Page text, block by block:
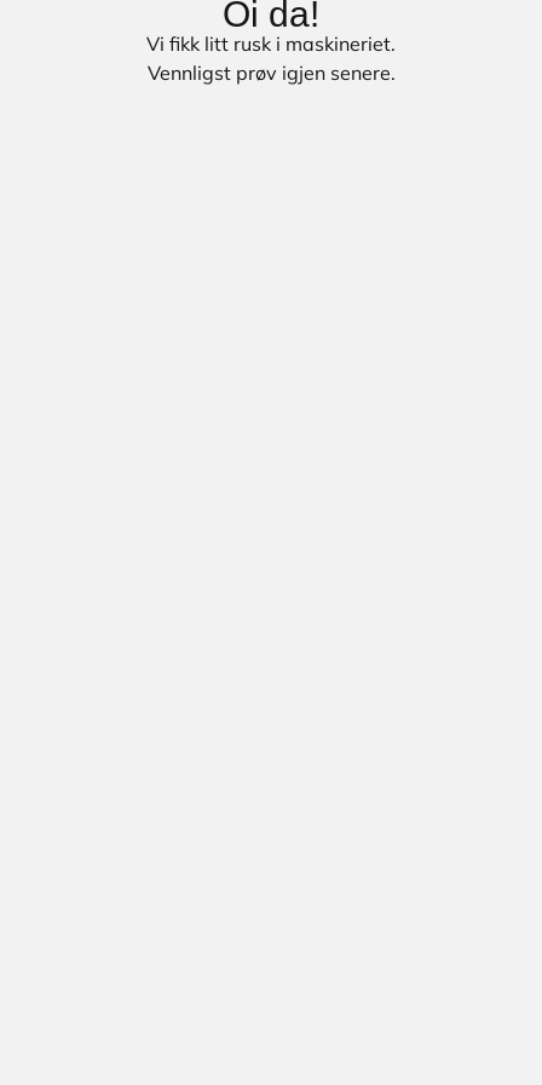
Oi da!
Vi fikk litt rusk i maskineriet.
Vennligst prøv igjen senere.